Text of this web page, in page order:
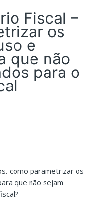
Fiscal –
os
e
que não
para o
como parametrizar os
que não sejam